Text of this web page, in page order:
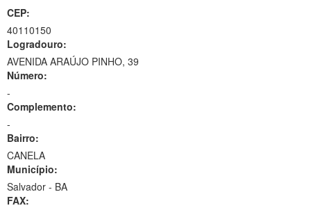
CEP:
40110150
Logradouro:
AVENIDA ARAÚJO PINHO, 39
Número:
-
Complemento:
-
Bairro:
CANELA
Município:
Salvador - BA
FAX: